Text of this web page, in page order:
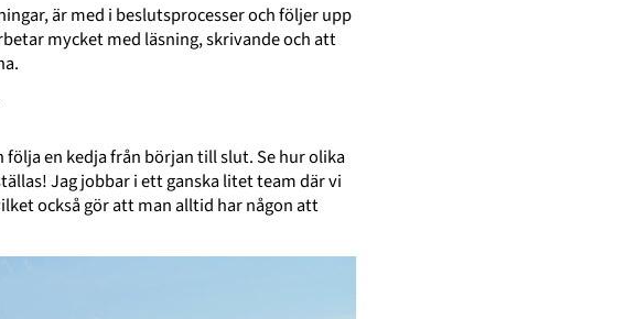
är med i beslutsprocesser och följer upp
mycket med läsning, skrivande och att
en kedja från början till slut. Se hur olika
Jag jobbar i ett ganska litet team där vi
också gör att man alltid har någon att